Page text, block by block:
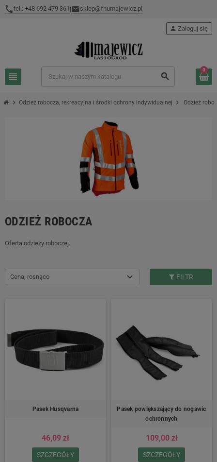
tel.: +48 692 479 361 | sklep@fhumajewicz.pl
view_headline search
person Zaloguj się
0
chevron_right Odzież robocza, rekreacyjna i środki ochrony indywidualnej chevron_right Odzież
ODZIEŻ ROBOCZA
Oferta odzieży roboczej.
Cena, rosnąco FILTR
Pasek Husqvarna
46,09 zł
SZCZEGÓŁY
Pasek powiększający do nogawic
ochronnych
109,00 zł
SZCZEGÓŁY